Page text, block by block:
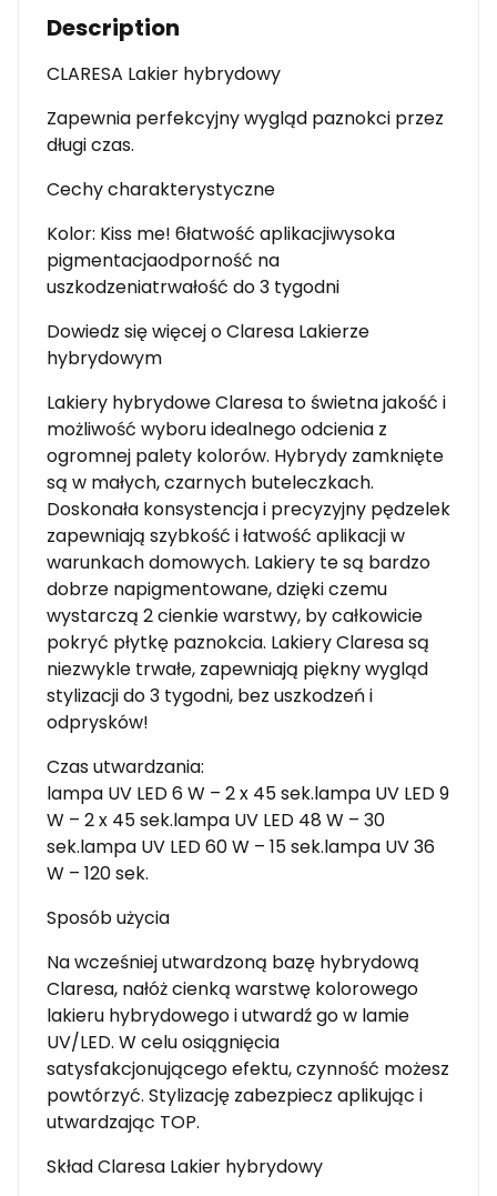
Description
CLARESA Lakier hybrydowy
Zapewnia perfekcyjny wygląd paznokci przez
długi czas.
Cechy charakterystyczne
Kolor: Kiss me! 6łatwość aplikacjiwysoka
pigmentacjaodporność na
uszkodzeniatrwałość do 3 tygodni
Dowiedz się więcej o Claresa Lakierze
hybrydowym
Lakiery hybrydowe Claresa to świetna jakość i
możliwość wyboru idealnego odcienia z
ogromnej palety kolorów. Hybrydy zamknięte
są w małych, czarnych buteleczkach.
Doskonała konsystencja i precyzyjny pędzelek
zapewniają szybkość i łatwość aplikacji w
warunkach domowych. Lakiery te są bardzo
dobrze napigmentowane, dzięki czemu
wystarczą 2 cienkie warstwy, by całkowicie
pokryć płytkę paznokcia. Lakiery Claresa są
niezwykle trwałe, zapewniają piękny wygląd
stylizacji do 3 tygodni, bez uszkodzeń i
odprysków!
Czas utwardzania:
lampa UV LED 6 W – 2 x 45 sek.lampa UV LED 9
W – 2 x 45 sek.lampa UV LED 48 W – 30
sek.lampa UV LED 60 W – 15 sek.lampa UV 36
W – 120 sek.
Sposób użycia
Na wcześniej utwardzoną bazę hybrydową
Claresa, nałóż cienką warstwę kolorowego
lakieru hybrydowego i utwardź go w lamie
UV/LED. W celu osiągnięcia
satysfakcjonującego efektu, czynność możesz
powtórzyć. Stylizację zabezpiecz aplikując i
utwardzając TOP.
Skład Claresa Lakier hybrydowy